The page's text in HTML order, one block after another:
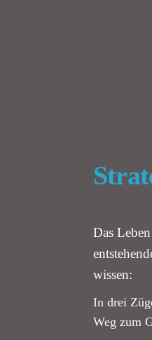
Das
wissen:
In drei
Weg zum